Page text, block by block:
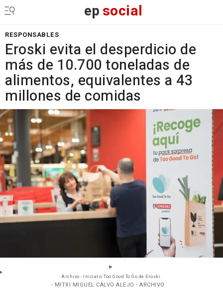
epsocial
RESPONSABLES
Eroski evita el desperdicio de
más de 10.700 toneladas de
alimentos, equivalentes a 43
millones de comidas
Archivo - Iniciativ Too Good To Go de Eroski.
- MITXI MIGUEL CALVO ALEJO - ARCHIVO